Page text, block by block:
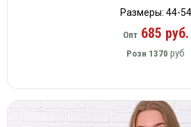
Размеры: 44-54
Опт685 руб.
Розн 1370 руб